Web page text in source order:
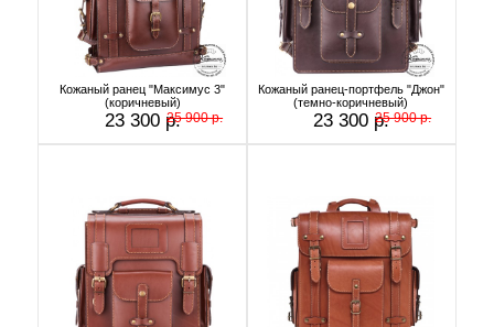
Кожаный ранец "Максимус 3"
(коричневый)
23 300 р.25 900 р.
Кожаный ранец-портфель "Джон"
(темно-коричневый)
23 300 р.25 900 р.